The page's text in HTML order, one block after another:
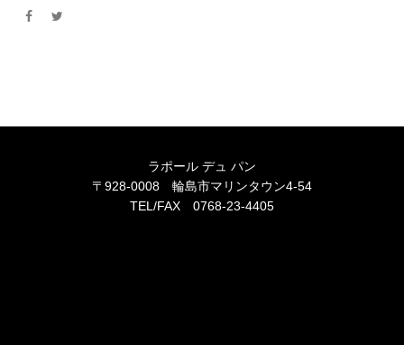
ラポール デュ パン
〒928-0008 輪島市マリンタウン4-54
TEL/FAX 0768-23-4405